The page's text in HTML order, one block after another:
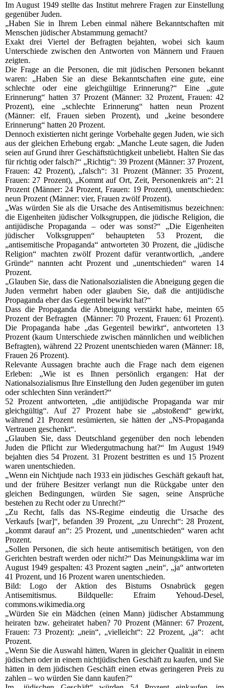
Im August 1949 stellte das Institut mehrere Fragen zur Einstellung
gegenüber Juden.
„Haben Sie in Ihrem Leben einmal nähere Bekanntschaften mit
Menschen jüdischer Abstammung gemacht?
Exakt drei Viertel der Befragten bejahten, wobei sich kaum
Unterschiede zwischen den Antworten von Männern und Frauen
zeigten.
Die Frage an die Personen, die mit jüdischen Personen bekannt
waren: „Haben Sie an diese Bekanntschaften eine gute, eine
schlechte oder eine gleichgültige Erinnerung?“ Eine „gute
Erinnerung“ hatten 37 Prozent (Männer: 32 Prozent, Frauen: 42
Prozent), eine „schlechte Erinnerung“ hatten neun Prozent
(Männer: elf, Frauen sieben Prozent), und „keine besondere
Erinnerung“ hatten 20 Prozent.
Dennoch existierten nicht geringe Vorbehalte gegen Juden, wie sich
aus der gleichen Erhebung ergab: „Manche Leute sagen, die Juden
seien auf Grund ihrer Geschäftstüchtigkeit unbeliebt. Halten Sie das
für richtig oder falsch?“ „Richtig“: 39 Prozent (Männer: 37 Prozent,
Frauen: 42 Prozent), „falsch“: 31 Prozent (Männer: 35 Prozent,
Frauen: 27 Prozent), „Kommt auf Ort, Zeit, Personenkreis an“: 21
Prozent (Männer: 24 Prozent, Frauen: 19 Prozent), unentschieden:
neun Prozent (Männer: vier, Frauen zwölf Prozent).
„Was würden Sie als die Ursache des Antisemitismus bezeichnen:
die Eigenheiten jüdischer Volksgruppen, die jüdische Religion, die
antijüdische Propaganda – oder was sonst?“ „Die Eigenheiten
jüdischer Volksgruppen“ behaupteten 53 Prozent, die
„antisemitische Propaganda“ antworteten 30 Prozent, die „jüdische
Religion“ machten zwölf Prozent dafür verantwortlich, „andere
Gründe“ nannten acht Prozent und „unentschieden“ waren 14
Prozent.
„Glauben Sie, dass die Nationalsozialisten die Abneigung gegen die
Juden vermehrt haben oder glauben Sie, daß die antijüdische
Propaganda eher das Gegenteil bewirkt hat?“
Dass die Propaganda die Abneigung verstärkt habe, meinten 65
Prozent der Befragten (Männer: 70 Prozent, Frauen: 61 Prozent).
Die Propaganda habe „das Gegenteil bewirkt“, antworteten 13
Prozent (kaum Unterschiede zwischen männlichen und weiblichen
Befragten), während 22 Prozent unentschieden waren (Männer: 18,
Frauen 26 Prozent).
Relevante Aussagen brachte auch die Frage nach dem eigenen
Erleben: „Wie ist es Ihnen persönlich ergangen: Hat der
Nationalsozialismus Ihre Einstellung den Juden gegenüber im guten
oder schlechten Sinn verändert?“
52 Prozent antworteten, „die antijüdische Propaganda war mir
gleichgültig“. Auf 27 Prozent habe sie „abstoßend“ gewirkt,
während 21 Prozent resümierten, sie hätten der „NS-Propaganda
Vertrauen geschenkt“.
„Glauben Sie, dass Deutschland gegenüber den noch lebenden
Juden die Pflicht zur Wiedergutmachung hat?“ Im August 1949
bejahten dies 54 Prozent. 31 Prozent bestritten es und 15 Prozent
waren unentschieden.
„Wenn ein Nichtjude nach 1933 ein jüdisches Geschäft gekauft hat,
und der frühere Besitzer verlangt nun die Rückgabe unter den
gleichen Bedingungen, würden Sie sagen, seine Ansprüche
bestehen zu Recht oder zu Unrecht?“
„Zu Recht, falls das NS-Regime eindeutig die Ursache des
Verkaufs [war]“, befanden 39 Prozent, „zu Unrecht“: 28 Prozent,
„kommt darauf an“: 25 Prozent, und „unentschieden“ waren acht
Prozent.
„Sollen Personen, die sich heute antisemitisch betätigen, von den
Gerichten bestraft werden oder nicht?“ Das Meinungsklima war im
August 1949 gespalten: 43 Prozent sagten „nein“, „ja“ antworteten
41 Prozent, und 16 Prozent waren unentschieden.
Bild: Logo der Aktion des Bistums Osnabrück gegen
Antisemitismus. Bildquelle: Efraim Yehoud-Desel,
commons.wikimedia.org
„Würden Sie ein Mädchen (einen Mann) jüdischer Abstammung
heiraten bzw. geheiratet haben? 70 Prozent (Männer: 67 Prozent,
Frauen: 73 Prozent): „nein“, „vielleicht“: 22 Prozent, „ja“: acht
Prozent.
„Wenn Sie die Auswahl hätten, Waren in gleicher Qualität in einem
jüdischen oder in einem nichtjüdischen Geschäft zu kaufen, und Sie
hätten in dem jüdischen Geschäft einen etwas geringeren Preis zu
zahlen – wo würden Sie dann kaufen?“